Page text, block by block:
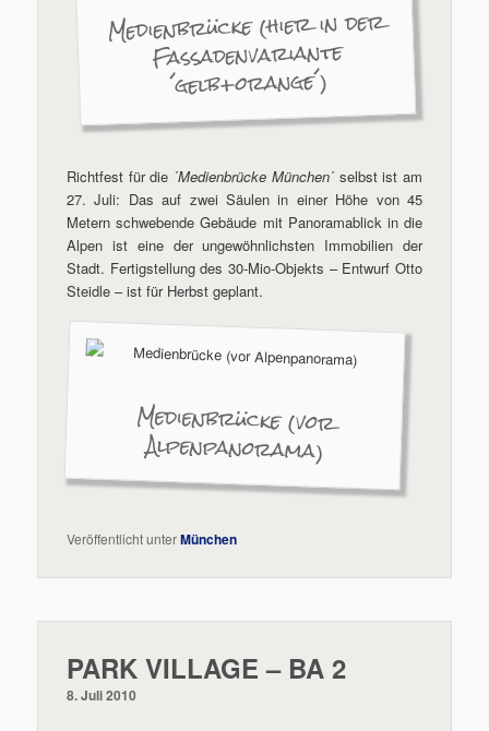
Medienbrücke (hier in der
Fassadenvariante
´gelb+orange´)
Richtfest für die ´Medienbrücke München´ selbst ist am
27. Juli: Das auf zwei Säulen in einer Höhe von 45
Metern schwebende Gebäude mit Panoramablick in die
Alpen ist eine der ungewöhnlichsten Immobilien der
Stadt. Fertigstellung des 30-Mio-Objekts – Entwurf Otto
Steidle – ist für Herbst geplant.
Medienbrücke (vor
Alpenpanorama)
Veröffentlicht unterMünchen
PARK VILLAGE – BA 2
8. Juli 2010